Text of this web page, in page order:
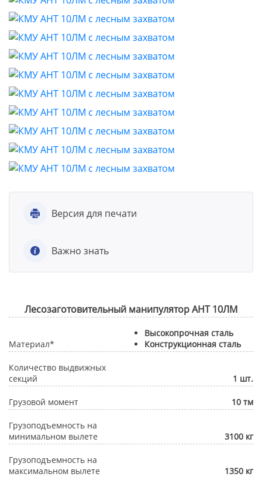
Версия для печати
Важно знать
Лесозаготовительный манипулятор АНТ 10ЛМ
Материал*
Высокопрочная сталь
Конструкционная сталь
Количество выдвижных
секций
1 шт.
Грузовой момент 10 тм
Грузоподъемность на
минимальном вылете
3100 кг
Грузоподъемность на
максимальном вылете
1350 кг